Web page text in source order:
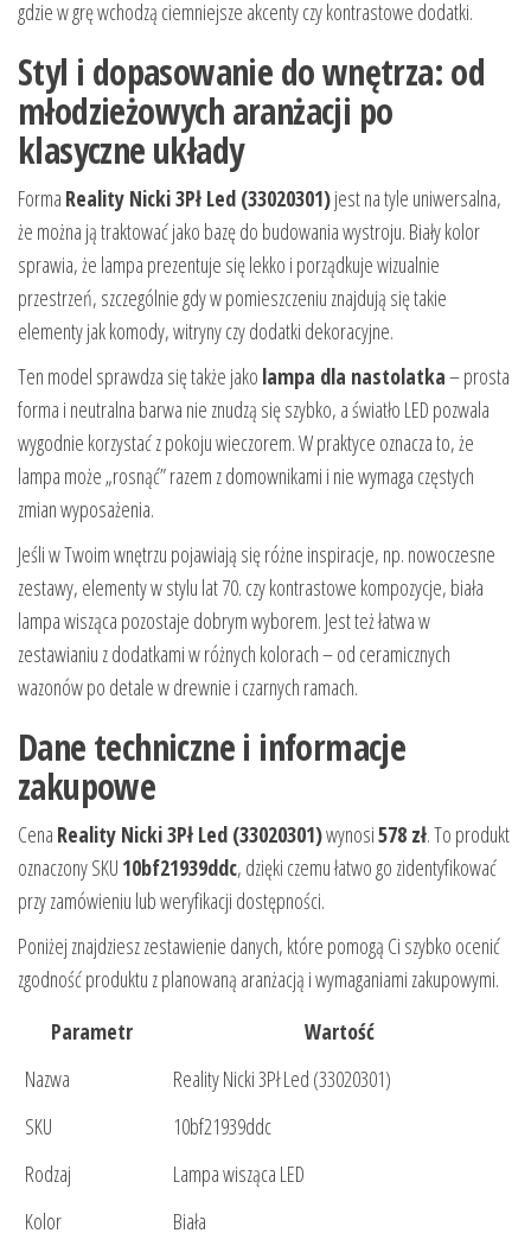
gdzie w grę wchodzą ciemniejsze akcenty czy kontrastowe dodatki.
Styl i dopasowanie do wnętrza: od
młodzieżowych aranżacji po
klasyczne układy
Forma Reality Nicki 3Pł Led (33020301)jest na tyle uniwersalna,
że można ją traktować jako bazę do budowania wystroju. Biały kolor
sprawia, że lampa prezentuje się lekko i porządkuje wizualnie
przestrzeń, szczególnie gdy w pomieszczeniu znajdują się takie
elementy jak komody, witryny czy dodatki dekoracyjne.
Ten model sprawdza się także jako lampa dla nastolatka– prosta
forma i neutralna barwa nie znudzą się szybko, a światło LED pozwala
wygodnie korzystać z pokoju wieczorem. W praktyce oznacza to, że
lampa może „rosnąć” razem z domownikami i nie wymaga częstych
zmian wyposażenia.
Jeśli w Twoim wnętrzu pojawiają się różne inspiracje, np. nowoczesne
zestawy, elementy w stylu lat 70. czy kontrastowe kompozycje, biała
lampa wisząca pozostaje dobrym wyborem. Jest też łatwa w
zestawianiu z dodatkami w różnych kolorach – od ceramicznych
wazonów po detale w drewnie i czarnych ramach.
Dane techniczne i informacje
zakupowe
Cena Reality Nicki 3Pł Led (33020301)wynosi578 zł. To produkt
oznaczony SKU 10bf21939ddc, dzięki czemu łatwo go zidentyfikować
przy zamówieniu lub weryfikacji dostępności.
Poniżej znajdziesz zestawienie danych, które pomogą Ci szybko ocenić
zgodność produktu z planowaną aranżacją i wymaganiami zakupowymi.
Parametr
Wartość
Nazwa
Reality Nicki 3Pł Led (33020301)
SKU
10bf21939ddc
Rodzaj
Lampa wisząca LED
Kolor
Biała